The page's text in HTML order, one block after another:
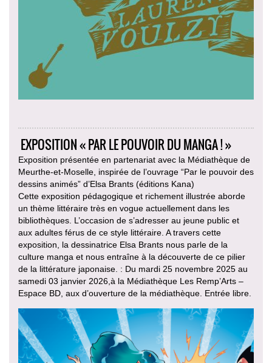
EXPOSITION « PAR LE POUVOIR DU MANGA ! »
Exposition présentée en partenariat avec la Médiathèque de
Meurthe-et-Moselle, inspirée de l’ouvrage “Par le pouvoir des
dessins animés” d’Elsa Brants (éditions Kana)
Cette exposition pédagogique et richement illustrée aborde
un thème littéraire très en vogue actuellement dans les
bibliothèques. L’occasion de s’adresser au jeune public et
aux adultes férus de ce style littéraire. A travers cette
exposition, la dessinatrice Elsa Brants nous parle de la
culture manga et nous entraîne à la découverte de ce pilier
de la littérature japonaise. : Du mardi 25 novembre 2025 au
samedi 03 janvier 2026,à la Médiathèque Les Remp’Arts –
Espace BD, aux d’ouverture de la médiathèque. Entrée libre.